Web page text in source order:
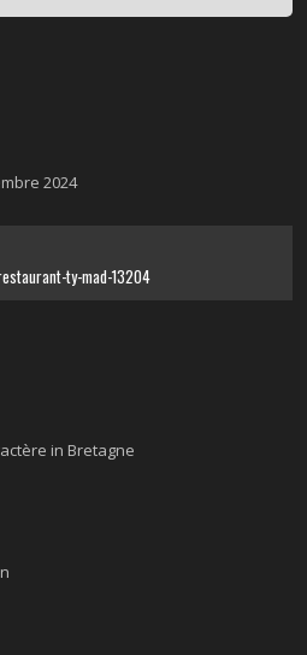
2024
ty-mad-13204
in Bretagne